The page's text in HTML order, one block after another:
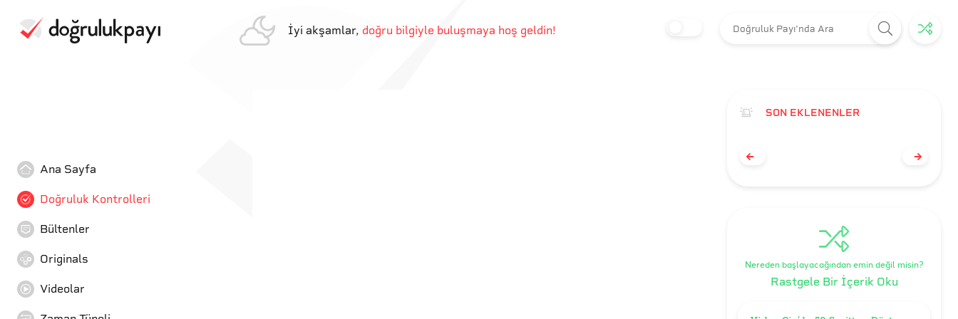
İyi akşamlar, doğru bilgiyle buluşmaya hoş geldin!
Ana Sayfa
Doğruluk Kontrolleri
Bültenler
Originals
Videolar
SON EKLENENLER
Nereden başlayacağından emin değil misin?
Rastgele Bir İçerik Oku